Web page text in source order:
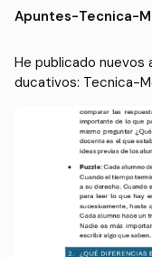
Apuntes-Tecnica-
He publicado nuevos
ducativos: Tecnica-